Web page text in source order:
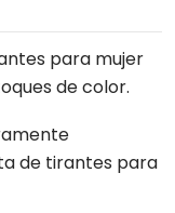
para mujer
de color.
de tirantes para